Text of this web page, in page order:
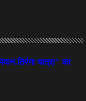
हिरासत में